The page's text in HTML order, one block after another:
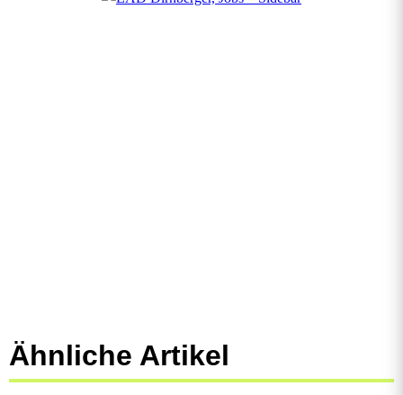
Ähnliche Artikel